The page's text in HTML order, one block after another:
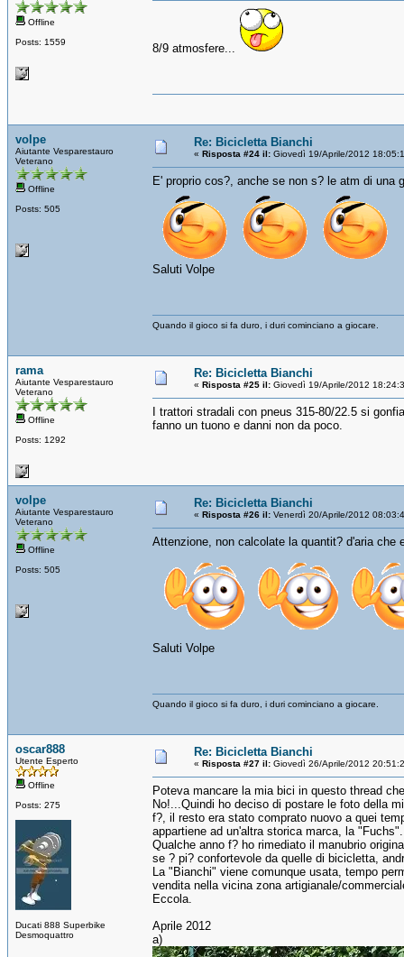
Offline
Posts: 1559
8/9 atmosfere...
volpe
Aiutante Vesparestauro
Veterano
Offline
Posts: 505
Re: Bicicletta Bianchi
« Risposta #24 il: Giovedì 19/Aprile/2012
E' proprio cos?, anche se non s? le atm di una
Saluti Volpe
Quando il gioco si fa duro, i duri cominciano a giocare.
rama
Aiutante Vesparestauro
Veterano
Offline
Posts: 1292
Re: Bicicletta Bianchi
« Risposta #25 il: Giovedì 19/Aprile/2012
I trattori stradali con pneus 315-80/22.5 si
fanno un tuono e danni non da poco.
volpe
Aiutante Vesparestauro
Veterano
Offline
Posts: 505
Re: Bicicletta Bianchi
« Risposta #26 il: Venerdì 20/Aprile/2012
Attenzione, non calcolate la quantit? d'aria
Saluti Volpe
Quando il gioco si fa duro, i duri cominciano a giocare.
oscar888
Utente Esperto
Offline
Posts: 275
Ducati 888 Superbike
Desmoquattro
Re: Bicicletta Bianchi
« Risposta #27 il: Giovedì 26/Aprile/2012
Poteva mancare la mia bici in questo thread
No!...Quindi ho deciso di postare le foto della
f?, il resto era stato comprato nuovo a quei
appartiene ad un'altra storica marca, la "Fuchs".
Qualche anno f? ho rimediato il manubrio
se ? pi? confortevole da quelle di bicicletta,
La "Bianchi" viene comunque usata, tempo
vendita nella vicina zona artigianale/
Eccola.
Aprile 2012
a)